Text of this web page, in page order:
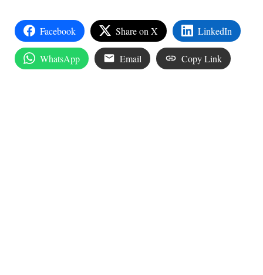
Facebook Share on X LinkedIn
WhatsApp Email Copy Link